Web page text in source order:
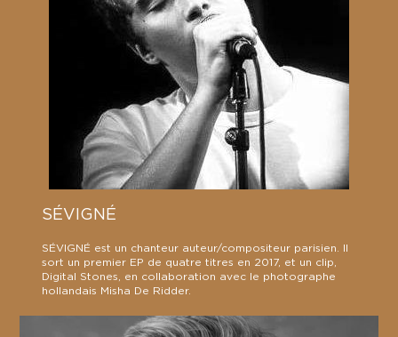
SÉVIGNÉ
SÉVIGNÉ est un chanteur auteur/compositeur parisien. Il
sort un premier EP de quatre titres en 2017, et un clip,
Digital Stones, en collaboration avec le photographe
hollandais Misha De Ridder.